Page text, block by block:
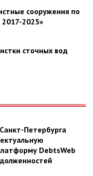
сооружения по
2025»
сточных вод
Петербурга
DebtsWeb